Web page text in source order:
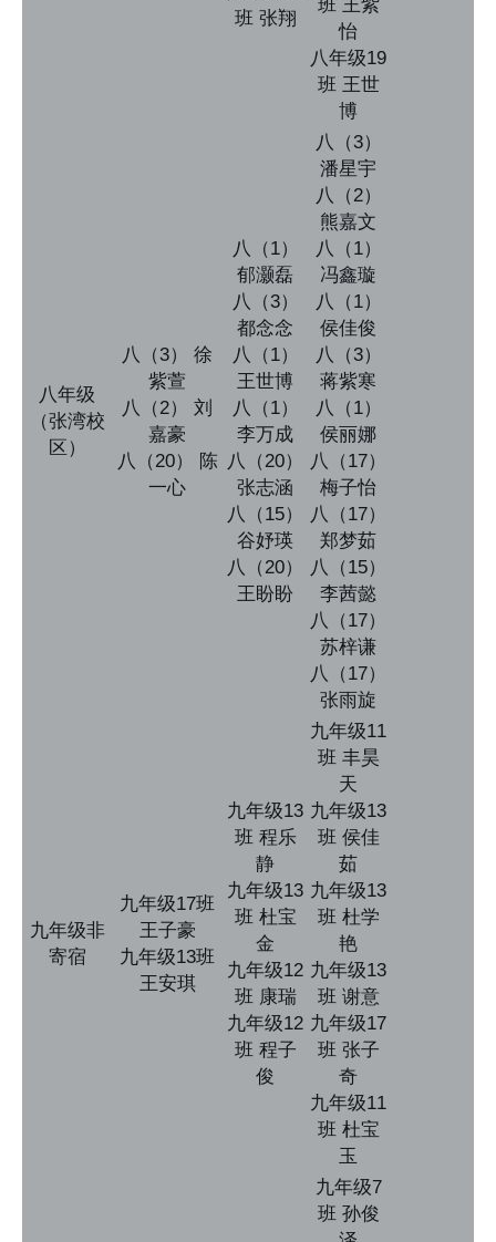
班 张翔
班 王紫
怡
八年级19
班 王世
博
八年级
（张湾校
区）
八（3） 徐
紫萱
八（2） 刘
嘉豪
八（20） 陈
一心
八（1）
郁灏磊
八（3）
都念念
八（1）
王世博
八（1）
李万成
八（20）
张志涵
八（15）
谷妤瑛
八（20）
王盼盼
八（3）
潘星宇
八（2）
熊嘉文
八（1）
冯鑫璇
八（1）
侯佳俊
八（3）
蒋紫寒
八（1）
侯丽娜
八（17）
梅子怡
八（17）
郑梦茹
八（15）
李茜懿
八（17）
苏梓谦
八（17）
张雨旋
九年级非
寄宿
九年级17班
王子豪
九年级13班
王安琪
九年级13
班 程乐
静
九年级13
班 杜宝
金
九年级12
班 康瑞
九年级12
班 程子
俊
九年级11
班 丰昊
天
九年级13
班 侯佳
茹
九年级13
班 杜学
艳
九年级13
班 谢意
九年级17
班 张子
奇
九年级11
班 杜宝
玉
九年级7
班 孙俊